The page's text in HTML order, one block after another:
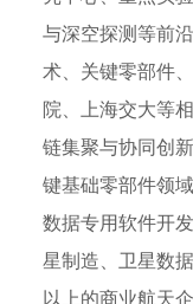
与深空探测等前
术、关键零部件
院、上海交大等
链集聚与协同创
键基础零部件领
数据专用软件开
星制造、卫星数
以上的商业航天